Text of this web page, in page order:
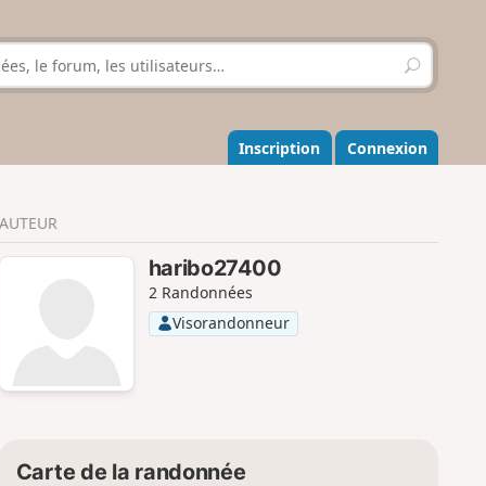
R
e
h
e
r
r
Inscription Connexion
AUTEUR
haribo27400
2 Randonnées
Visorandonneur
Carte de la randonnée